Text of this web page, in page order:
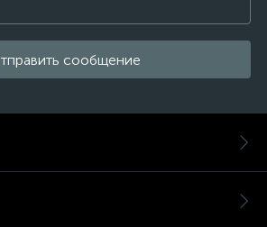
сообщение